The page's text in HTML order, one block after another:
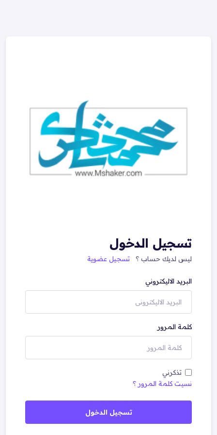
تسجيل الدخول
ليس لديك حساب ؟ تسجيل عضوية
البريد الاليكتروني
كلمة المرور
تذكرني
نسيت كلمة المرور ؟
تسجيل الدخول